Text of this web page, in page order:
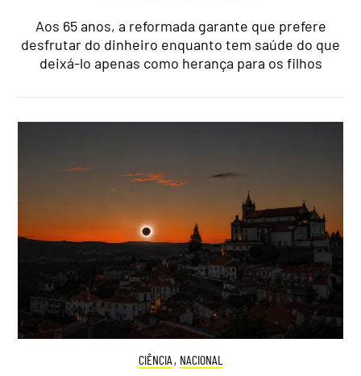
Aos 65 anos, a reformada garante que prefere
desfrutar do dinheiro enquanto tem saúde do que
deixá-lo apenas como herança para os filhos
CIÊNCIA , NACIONAL